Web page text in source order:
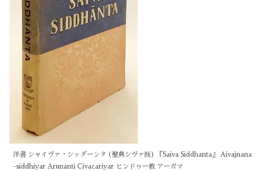
洋書 シャイヴァ・シッダーンタ (聖典シヴァ派) 『Saiva Siddhanta』 Aivajnana
-siddhiyar Arunanti Civacariyar ヒンドゥー教 アーガマ